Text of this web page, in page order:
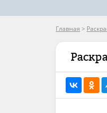
Главная >